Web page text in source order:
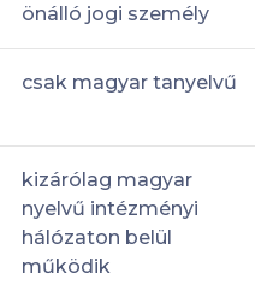
önálló jogi személy
csak magyar tanyelvű
kizárólag magyar
nyelvű intézményi
hálózaton belül
működik